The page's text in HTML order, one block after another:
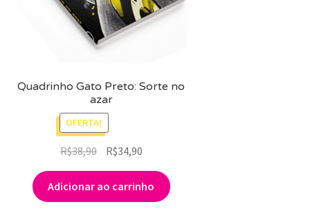
MINHA CONTA
for:
Quadrinho Gato Preto: Sorte no
azar
OFERTA!
R$38,90
preço
original
era:
R$34,90O
preço
atual
é:
Adicionar ao carrinho